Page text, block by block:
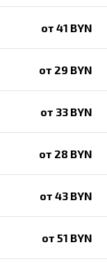
от 41 BYN
от 29 BYN
от 33 BYN
от 28 BYN
от 43 BYN
от 51 BYN